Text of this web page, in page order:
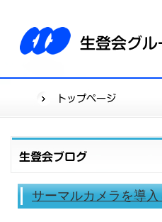
サーマルカメラを導